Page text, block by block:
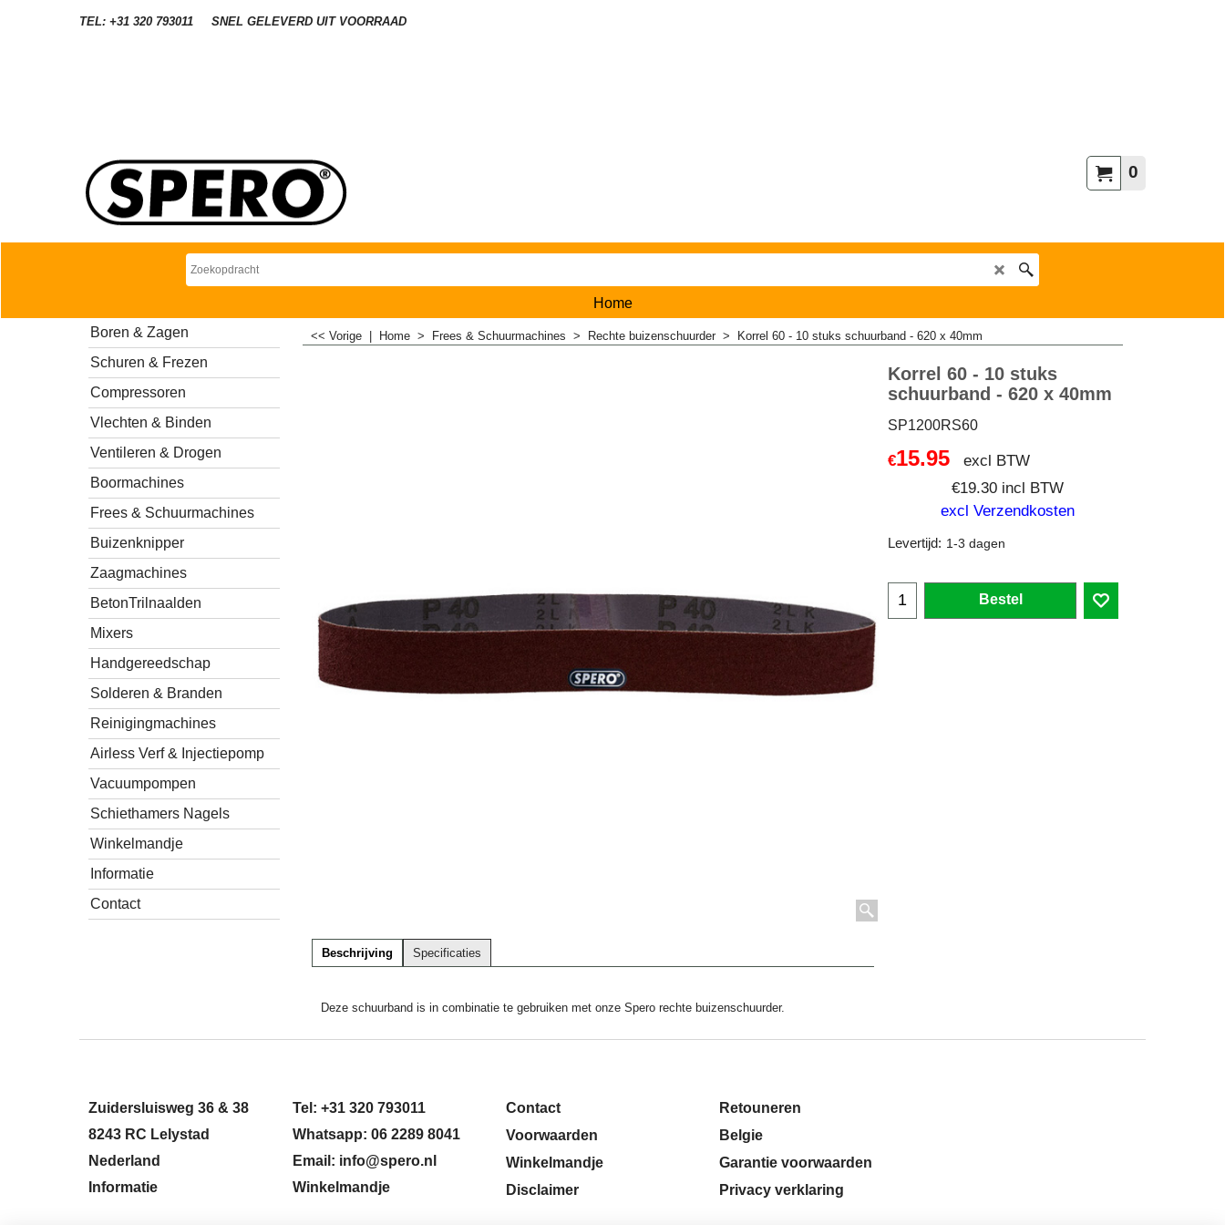
TEL: +31 320 793011 SNEL GELEVERD UIT VOORRAAD
0
Home
Boren & Zagen
Schuren & Frezen
Compressoren
Vlechten & Binden
Ventileren & Drogen
Boormachines
Frees & Schuurmachines
Buizenknipper
Zaagmachines
BetonTrilnaalden
Mixers
Handgereedschap
Solderen & Branden
Reinigingmachines
Airless Verf & Injectiepomp
Vacuumpompen
Schiethamers Nagels
Winkelmandje
Informatie
Contact
<< Vorige Home > Frees & Schuurmachines > Rechte buizenschuurder > Korrel 60 - 10 stuks schuurband - 620 x 40mm
Korrel 60 - 10 stuks
schuurband - 620 x 40mm
SP1200RS60
€15.95
excl BTW
€19.30 incl BTW
excl Verzendkosten
Levertijd: 1-3 dagen
Bestel
Beschrijving Specificaties
Deze schuurband is in combinatie te gebruiken met onze Spero rechte buizenschuurder.
Zuidersluisweg 36 & 38
8243 RC Lelystad
Nederland
Informatie
Tel: +31 320 793011
Whatsapp: 06 2289 8041
Email: info@spero.nl
Winkelmandje
Contact
Voorwaarden
Winkelmandje
Disclaimer
Retouneren
Belgie
Garantie voorwaarden
Privacy verklaring